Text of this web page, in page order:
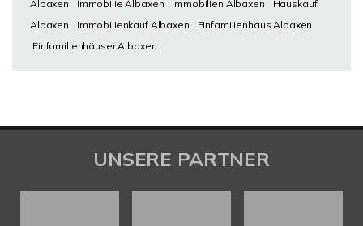
Albaxen
Immobilie Albaxen Immobilien Albaxen
Hauskauf
Albaxen
Immobilienkauf Albaxen
Einfamilienhaus Albaxen
Einfamilienhäuser Albaxen
UNSERE PARTNER